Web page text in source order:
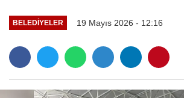
BELEDIYELER 19 Mayıs 2026 - 12:16